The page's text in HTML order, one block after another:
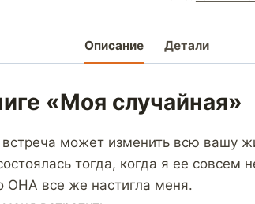
Описание Детали
«Моя случайная»
встреча может изменить всю вашу
тогда, когда я ее совсем
ОНА все же настигла меня.